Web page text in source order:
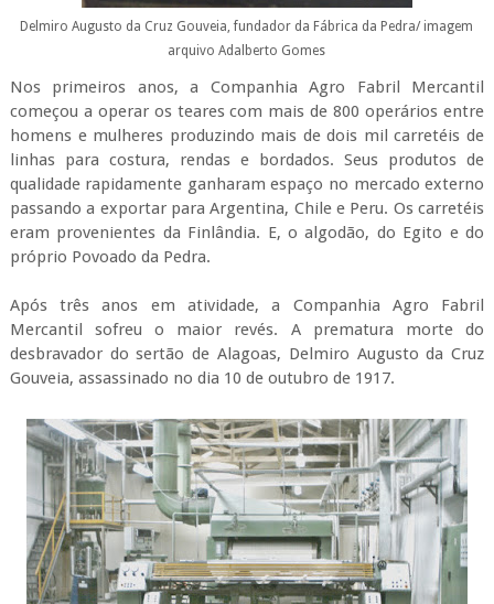
Delmiro Augusto da Cruz Gouveia, fundador da Fábrica da Pedra/ imagem
arquivo Adalberto Gomes
Nos primeiros anos, a Companhia Agro Fabril Mercantil
começou a operar os teares com mais de 800 operários entre
homens e mulheres produzindo mais de dois mil carretéis de
linhas para costura, rendas e bordados. Seus produtos de
qualidade rapidamente ganharam espaço no mercado externo
passando a exportar para Argentina, Chile e Peru. Os carretéis
eram provenientes da Finlândia. E, o algodão, do Egito e do
próprio Povoado da Pedra.
Após três anos em atividade, a Companhia Agro Fabril
Mercantil sofreu o maior revés. A prematura morte do
desbravador do sertão de Alagoas, Delmiro Augusto da Cruz
Gouveia, assassinado no dia 10 de outubro de 1917.